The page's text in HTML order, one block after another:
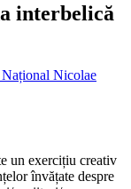
interbelică
Nicolae
un exercițiu creativ
învățate despre